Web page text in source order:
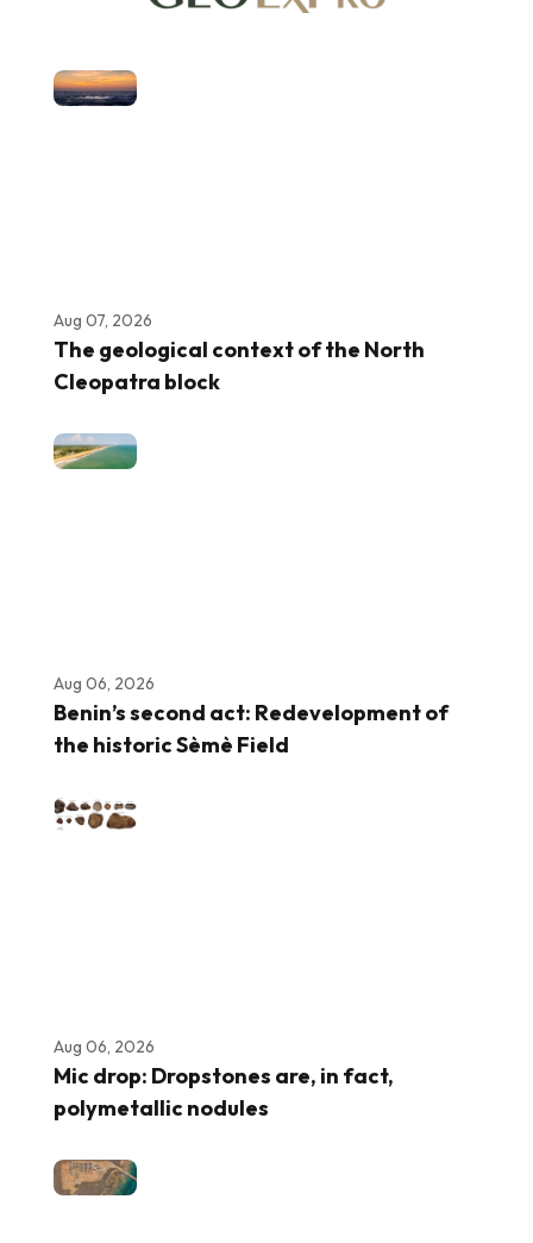
Aug 07, 2026
The geological context of the North
Cleopatra block
Aug 06, 2026
Benin’s second act: Redevelopment of
the historic Sèmè Field
Aug 06, 2026
Mic drop: Dropstones are, in fact,
polymetallic nodules